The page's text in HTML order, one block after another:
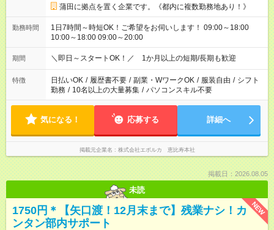
蒲田に拠点を置く企業です。《都内に複数勤務地あり！》
勤務時間
1日7時間～時短OK！ご希望をお伺いします！ 09:00～18:00
10:00～18:00 09:00～20:00
期間 ＼即日～スタートOK！／ 1か月以上の短期/長期も歓迎
特徴 日払いOK / 履歴書不要 / 副業・WワークOK / 服装自由 / シフト
勤務 / 10名以上の大量募集 / パソコンスキル不要
気になる！ 応募する 詳細へ
掲載元企業名 株式会社エボルカ 恵比寿本社
掲載日：2026.08.05
未読
NEW
1750円＊【矢口渡！12月末まで】残業ナシ！カ
ンタン部内サポート